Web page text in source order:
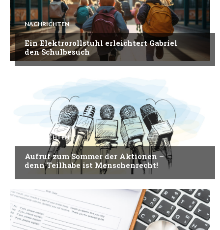
NACHRICHTEN
Ein Elektrorollstuhl erleichtert Gabriel
den Schulbesuch
NACHRICHTEN
Aufruf zum Sommer der Aktionen –
denn Teilhabe ist Menschenrecht!